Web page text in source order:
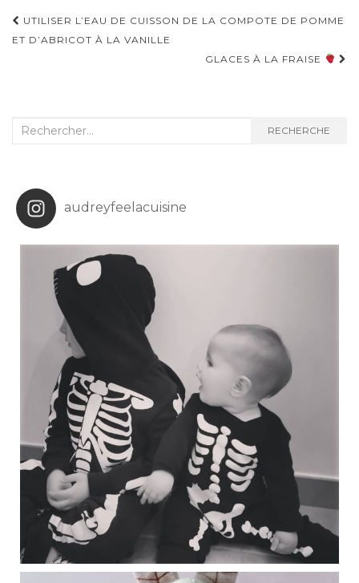
Navigation
d'article
UTILISER L’EAU DE CUISSON DE LA COMPOTE DE POMME
ET D’ABRICOT À LA VANILLE
GLACES À LA FRAISE
Recherche
RECHERCHE
audreyfeelacuisine